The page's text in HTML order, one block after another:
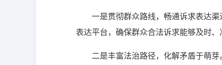
一是贯彻群众路线，畅通诉求表达
表达平台，确保群众合法诉求能够及时、
二是丰富法治路径，化解矛盾于萌